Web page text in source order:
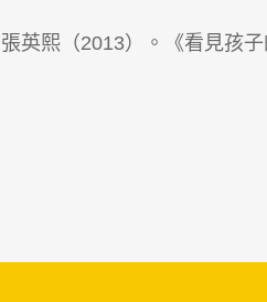
英熙（2013）。《看見孩